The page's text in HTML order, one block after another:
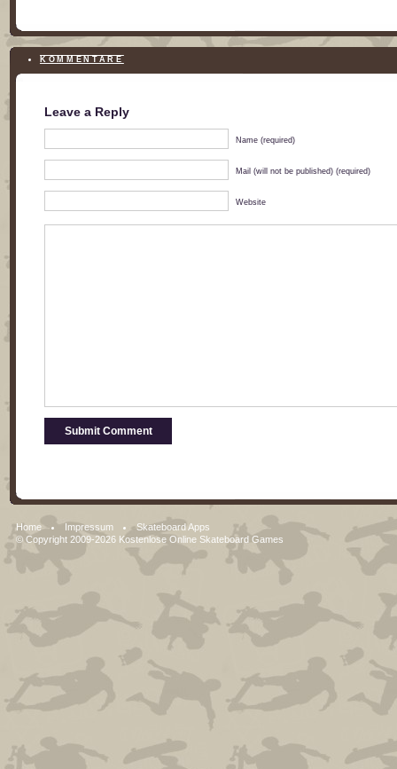
KOMMENTARE
Leave a Reply
Name (required)
Mail (will not be published) (required)
Website
Home Impressum
Skateboard Apps
© Copyright 2009-2026 Kostenlose Online Skateboard Games